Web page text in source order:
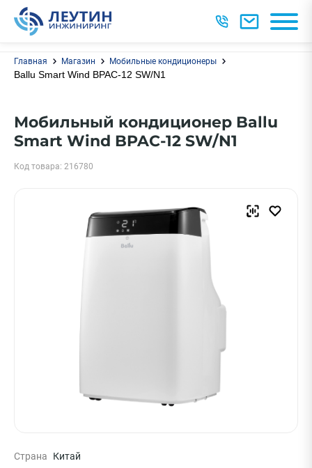
Главная Магазин Мобильные кондиционеры
Ballu Smart Wind BPAC-12 SW/N1
Мобильный кондиционер Ballu
Smart Wind BPAC-12 SW/N1
Код товара: 216780
Страна
Китай